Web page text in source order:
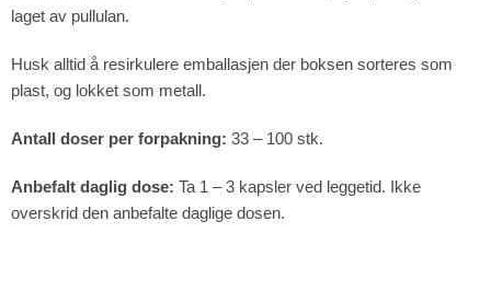
laget av pullulan.
Husk alltid å resirkulere emballasjen der boksen sorteres som
plast, og lokket som metall.
Antall doser per forpakning: 33 – 100 stk.
Anbefalt daglig dose: Ta 1 – 3 kapsler ved leggetid. Ikke
overskrid den anbefalte daglige dosen.